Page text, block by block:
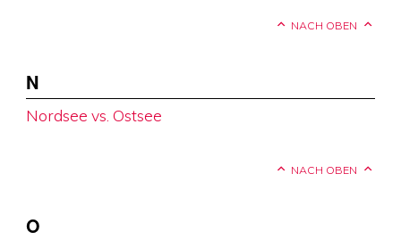
NACH OBEN
N
Nordsee vs. Ostsee
NACH OBEN
O